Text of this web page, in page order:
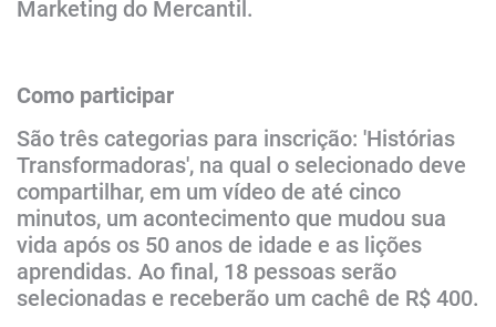
Marketing do Mercantil.
Como participar
São três categorias para inscrição: 'Histórias
Transformadoras', na qual o selecionado deve
compartilhar, em um vídeo de até cinco
minutos, um acontecimento que mudou sua
vida após os 50 anos de idade e as lições
aprendidas. Ao final, 18 pessoas serão
selecionadas e receberão um cachê de R$ 400.